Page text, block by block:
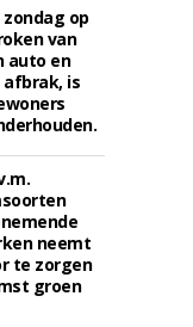
op
van
auto en
afbrak, is
neemt
te zorgen
groen